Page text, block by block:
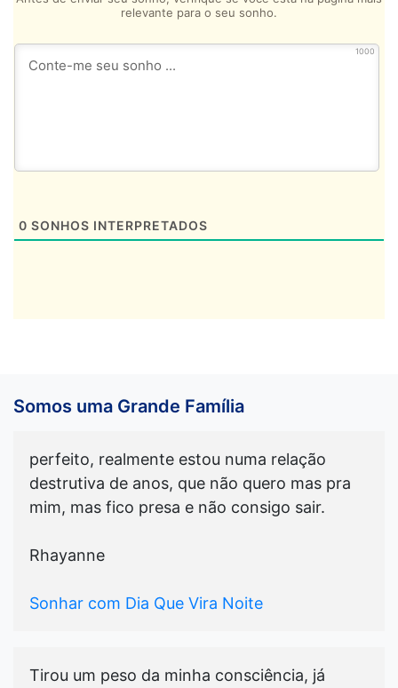
relevante para o seu sonho.
1000
0 SONHOS INTERPRETADOS
Somos uma Grande Família
perfeito, realmente estou numa relação
destrutiva de anos, que não quero mas pra
mim, mas fico presa e não consigo sair.
Rhayanne
Sonhar com Dia Que Vira Noite
Tirou um peso da minha consciência, já